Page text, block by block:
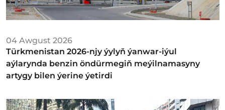
04 Awgust 2026
Türkmenistan 2026-njy ýylyň ýanwar-iýul
aýlarynda benzin öndürmegiň meýilnamasyny
artygy bilen ýerine ýetirdi